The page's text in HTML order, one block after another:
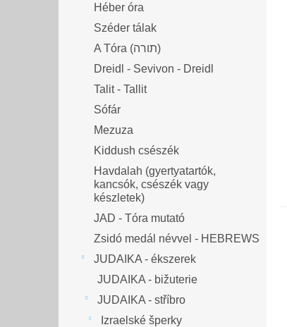
Héber óra
Széder tálak
A Tóra (תורה)
Dreidl - Sevivon - Dreidl
Talit - Tallit
Sófár
Mezuza
Kiddush csészék
Havdalah (gyertyatartók,
kancsók, csészék vagy
készletek)
JAD - Tóra mutató
Zsidó medál névvel - HEBREWS
JUDAIKA - ékszerek
JUDAIKA - bižuterie
JUDAIKA - stříbro
Izraelské šperky